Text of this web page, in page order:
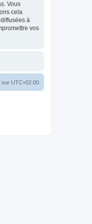
Vous
cela
à
vos
sur UTC+02:00